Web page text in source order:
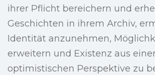
ihrer Pflicht bereichern und
Geschichten in ihrem Archiv,
Identität anzunehmen,
erweitern und Existenz aus
optimistischen Perspektive zu